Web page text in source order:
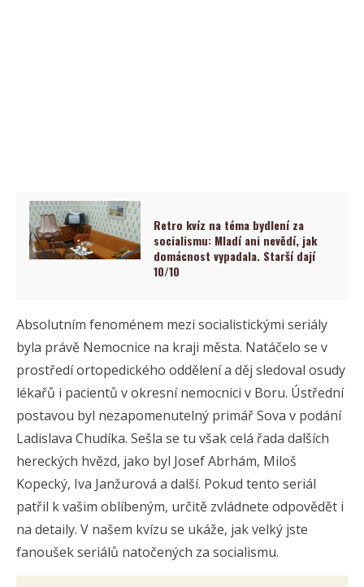
Retro kvíz na téma bydlení za
socialismu: Mladí ani nevědí, jak
domácnost vypadala. Starší dají
10/10
Absolutním fenoménem mezi socialistickými seriály
byla právě Nemocnice na kraji města. Natáčelo se v
prostředí ortopedického oddělení a děj sledoval osudy
lékařů i pacientů v okresní nemocnici v Boru. Ústřední
postavou byl nezapomenutelný primář Sova v podání
Ladislava Chudíka. Sešla se tu však celá řada dalších
hereckých hvězd, jako byl Josef Abrhám, Miloš
Kopecký, Iva Janžurová a další. Pokud tento seriál
patřil k vašim oblíbeným, určitě zvládnete odpovědět i
na detaily. V našem kvízu se ukáže, jak velký jste
fanoušek seriálů natočených za socialismu.